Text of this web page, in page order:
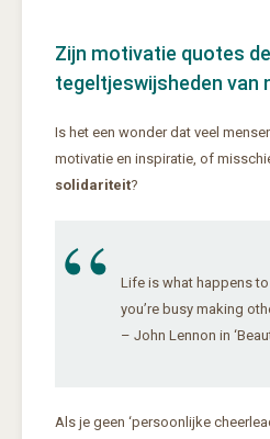
Zijn motivatie quotes de
tegeltjeswijsheden van
Is het een wonder dat veel
motivatie en inspiratie, of
solidariteit?
Life is what happens
you’re busy making
– John Lennon in
Als je geen ‘persoonlijke